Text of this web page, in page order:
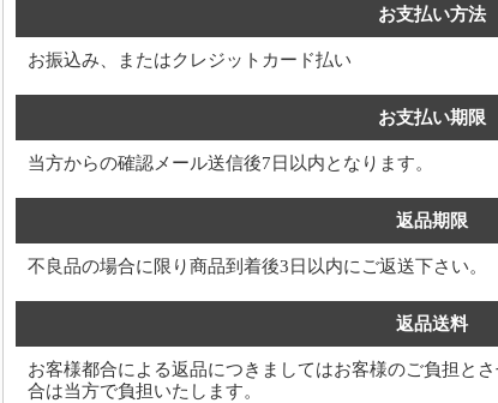
お支払い方法
お振込み、またはクレジットカード払い
お支払い期限
当方からの確認メール送信後7日以内となります。
返品期限
不良品の場合に限り商品到着後3日以内にご返送下さい。
返品送料
お客様都合による返品につきましてはお客様のご負担と
合は当方で負担いたします。